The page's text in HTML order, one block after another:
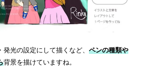
光の設定にして描くなど、 ペンの種類や
背景を描けていますね。